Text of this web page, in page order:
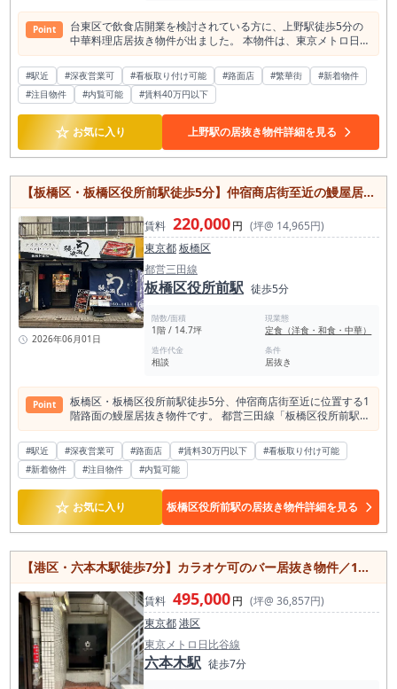
活かした業態とは特に相性が良い物件です。 また、アジアン・
エスニック系に限らず、定食、カフェダイニング、弁当・テイ
クアウト併用、地域密着型の居酒屋、軽飲食業態なども検討し
ない扱いやすいサイズで、個人開業、夫婦営業、小規模法人の
新規出店、既存店の2店舗目展開にも向いています。 大箱のよ
うに人件費を大きく抱えず、少人数営業を前提とした運営計画
を立てやすい点もメリットです。 東大和市駅半径500m圏内に
は飲食店が約103軒あり、そのうちアジア・エスニック系は約
8軒です。 飲食需要が一定数ある一方で、都心部のような過密
競争エリアではないため、業態コンセプトを明確に打ち出すこ
とで、地域内での認知を取りやすい可能性があります。特に、
カレー、ナン、アジアン定食、テイクアウト、ファミリー向け
メニューなど、地域住民の日常利用を意識した商品設計と相性
が良い立地です。 本物件は1階店舗である点も重要です。駅近
の飲食店では、視認性や入りやすさが集客に大きく影響しま
す。 1階店舗であれば、看板や店頭メニュー、外観づくりによ
って通行人に認知されやすく、初回来店のきっかけを作りやす
い条件です。 既存の外観や内装を活かしながら、業態に合わせ
た見せ方を整えることで、駅利用者や近隣住民への訴求力を高
められます。 一方で、業態業種制限として、風営法関係・カラ
オケは不可、匂い・煙の強い業態は相談となっています。 ま
た、営業時間については24時以降相談となるため、深夜営業を
前提とした業態よりも、ランチから通常ディナー帯、テイクア
ウトや地域密着型の営業スタイルで売上を組み立てる業態に向
態、営業時間条件について事前確認をおすすめします。 東大和
市で居抜き物件を探している方、東大和市駅周辺で飲食店開業
を検討している方、西武拝島線沿線で賃料を抑えた駅近店舗を
探している方には、ぜひ一度ご確認いただきたい物件です。駅
徒歩3分、1階店舗、約16.32坪、賃料16.5万円、内装状態良好
なネパール料理居抜きという条件は、初期投資と固定費を抑え
ながら開業を目指す方にとって検討価値があります。 東大和市
エリアで、地域密着型の飲食店を始めたい方、アジアン・エス
ニック・カレー業態で出店を検討している方、少人数営業で無
理なく店舗運営をしたい方は、早めの現地確認をおすすめしま
す。 店内状態、厨房設備、客席レイアウト、看板掲出、駅から
さい。
Point
台東区で飲食店開業を検討されている方に、上野駅徒歩5分の
中華料理店居抜き物件が出ました。 本物件は、東京メトロ日比
谷線・銀座線「上野駅」徒歩5分。稲荷町駅も利用可能な、台
東区上野エリアの飲食店向け居抜き物件です。 所在地は永寿総
合病院そばの1階店舗。上野駅周辺の人流に加え、病院関係
者、来院者、周辺オフィスワーカー、近隣住民など、日常的な
飲食需要を見込める立地です。 上野駅は、JR各線、東京メト
ロ、京成線が集まる都内有数のターミナル駅です。 観光、ビジ
ネス、買い物、通勤、通学など多様な目的の人が行き交うエリ
アであり、飲食店開業においては非常に大きな集客ポテンシャ
半径500m圏内には飲食店が約669軒存在します。 競争環境は
ありますが、それだけ飲食需要が成立している成熟したマーケ
ットといえます。 本物件の特徴は、約8坪というコンパクトな
店舗サイズです。 大型店舗のように多人数のスタッフを抱える
必要がなく、少人数営業や個人開業、夫婦営業、小規模法人の
新規出店にも検討しやすい面積帯です。 客席数を大きく取る大
箱業態ではなく、ランチ需要、テイクアウト需要、短時間利
用、常連利用を丁寧に積み上げる店舗に向いています。 前業態
は中華料理店で、現況は中華料理店居抜きです。 既存設備や内
装を活用することで、スケルトンから店舗を作り込む場合と比
較して、初期投資や開業準備期間を抑えやすい可能性がありま
す。 中華料理はもちろん、町中華、定食、台湾料理、アジアン
料理、エスニック、多国籍料理、麺業態、弁当・惣菜併用業態
など、既存の店舗イメージを活かした業態転換も検討しやすい
特性です。 病院周辺では、職員のランチ需要、来院者や付き添
いの方の食事需要、近隣住民の日常利用など、観光地型とは異
なる安定した飲食需要が発生しやすい傾向があります。派手な
ー帯まで、堅実に売上を組み立てる店舗運営と相性がありま
す。 上野駅半径500m圏内には中華料理店が約38軒あります。
中華業態の競争は一定数ありますが、飲食店全体の集積に対し
て中華料理の需要も厚いエリアです。 既存の中華料理店居抜き
を活かしながら、価格帯、メニュー構成、ランチ定食、テイク
アウト、夜の小皿料理、アジアン要素などで差別化を図ること
で、上野エリアの飲食需要を取り込みやすくなります。 また、
本物件は1階店舗である点も大きな魅力です。 上野周辺の飲食
店では視認性と入りやすさが重要ですが、1階店舗であれば通
行人への認知を取りやすく、看板や店頭メニュー、外観づくり
によって来店動機を作りやすい条件です。特に約8坪の小型店
舗では、店前で「何の店か」が一目で伝わることが集客上の重
要なポイントになります。 賃料は税込36.3万円、面積は約8坪
です。 坪単価としては決して安い物件ではありませんが、上野
駅徒歩5分、永寿総合病院そば、1階店舗、中華料理店居抜きと
いう条件を踏まえると、売上の作り方を明確に設計できる方に
とって検討価値のある物件です。 小型店舗のため、客席数、回
#駅近 #深夜営業可 #看板取り付け可能 #路面店 #繁華街
#新着物件
#注目物件
#内覧可能 #賃料40万円以下
☆ お気に入り 上野駅の居抜き物件詳細を見る
【板橋区・板橋区役所前駅徒歩5分】仲宿商店街至近の鰻屋居抜き物件／1階路面14坪・和食店にもおすすめ
2026年06月01日
賃料 220,000円 (坪@ 14,965円)
東京都板橋区
都営三田線
板橋区役所前駅 徒歩5分
階数/面積
1階 / 14.7坪
現業態
定食（洋食・和食・中華）
造作代金
相談
条件
居抜き
Point
板橋区・板橋区役所前駅徒歩5分、仲宿商店街至近に位置する1
階路面の鰻屋居抜き物件です。 都営三田線「板橋区役所前駅」
から徒歩圏内にあり、板橋区役所、仲宿商店街、周辺住宅地の
生活導線を取り込める立地です。 板橋区で飲食店居抜き物件を
探している方、鰻店・和食店・小料理屋・居酒屋などの開業を
検討されている方におすすめの物件です。 本物件は、約14坪
の1階路面店舗です。大きすぎず、小さすぎない店舗面積で、
個人開業や少人数運営、地域密着型の飲食店に検討しやすいサ
イズ感です。 鰻屋の居抜き物件として募集されているため、既
存の内装や厨房設備、客席レイアウトを活用できる可能性があ
業準備にかかる期間や初期投資を抑えられる場合があります。
立地面では、板橋区役所前駅徒歩5分に加え、仲宿商店街至近
という点が大きな特徴です。 周辺には区役所利用者、近隣勤務
者、地域住民、商店街利用者の動線があり、ランチ需要と夕食
需要の双方を狙いやすい環境です。 特に板橋区役所周辺は、平
日昼間の外食需要を見込みやすく、定食、うな重、和食ラン
チ、丼もの、日替わり御膳など、昼営業との相性が期待できま
す。 また、仲宿商店街周辺は地域住民の日常利用が見込めるエ
リアです。 駅前繁華街のような一過性の集客ではなく、近隣住
民や勤務者に繰り返し利用してもらう地域密着型の店舗づくり
#駅近 #深夜営業可 #路面店 #賃料30万円以下
#看板取り付け可能
#新着物件
#注目物件 #内覧可能
☆ お気に入り 板橋区役所前駅の居抜き物件詳細を見る
【港区・六本木駅徒歩7分】カラオケ可のバー居抜き物件／13坪・会員制バー・ラウンジ・スナック向き
賃料 495,000円 (坪@ 36,857円)
東京都港区
東京メトロ日比谷線
六本木駅 徒歩7分